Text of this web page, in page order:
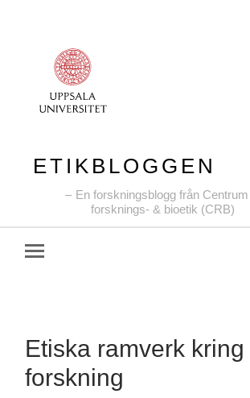
ETIKBLOGGEN
En forskningsblogg från
forsknings- & bioetik (CRB)
Etiska ramverk kring
forskning